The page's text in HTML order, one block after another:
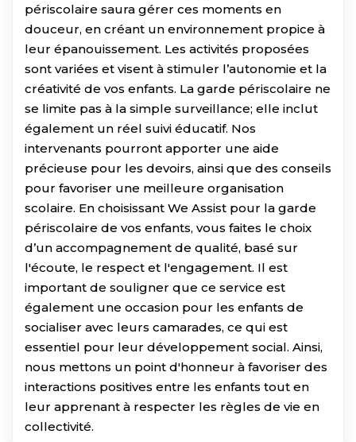
périscolaire saura gérer ces moments en
douceur, en créant un environnement propice à
leur épanouissement. Les activités proposées
sont variées et visent à stimuler l’autonomie et la
créativité de vos enfants. La garde périscolaire ne
se limite pas à la simple surveillance; elle inclut
également un réel suivi éducatif. Nos
intervenants pourront apporter une aide
précieuse pour les devoirs, ainsi que des conseils
pour favoriser une meilleure organisation
scolaire. En choisissant We Assist pour la garde
périscolaire de vos enfants, vous faites le choix
d’un accompagnement de qualité, basé sur
l'écoute, le respect et l'engagement. Il est
important de souligner que ce service est
également une occasion pour les enfants de
socialiser avec leurs camarades, ce qui est
essentiel pour leur développement social. Ainsi,
nous mettons un point d'honneur à favoriser des
interactions positives entre les enfants tout en
leur apprenant à respecter les règles de vie en
collectivité.